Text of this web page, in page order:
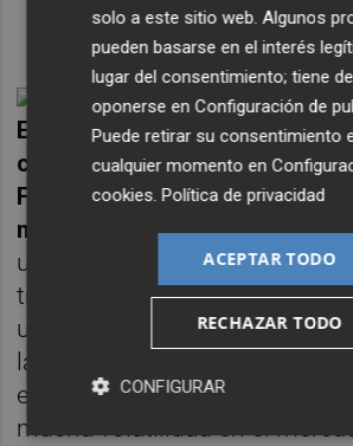
El Banco Central Europeo
comunicado y se descuenta
Federal (FED) de Estados
mismo.
Las empresas que
un 30% y un 50% este año
tranquilas un tiempo y el
un suelo a su caída. Las
la tecnología la semana
esta realidad y pienso que -
mucha volatilidad en el
solo a este sitio web. Algunos
pueden basarse en el interés
lugar del consentimiento; tiene
oponerse enConfiguración de
Puede retirar su consentimiento
cualquier momento en
cookies .Política de privacidad
ACEPTAR TODO
RECHAZAR TODO
CONFIGURAR